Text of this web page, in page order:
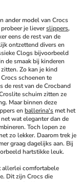
ander model van Crocs
je liever slippers,
eens de rest van de
ontzettend divers en
Clogs bijvoorbeeld
de smaak bij kinderen
Zo kan je kind
schoenen te
de rest van de Crocband
schuim zitten ze
Maar binnen deze
en ballerina's met het
wat eleganter dan de
Toch lopen ze
zo lekker. Daarom trek je
graag dagelijks aan. Bij
hartstikke leuk.
allerlei comfortabele
Dit zijn Crocs die